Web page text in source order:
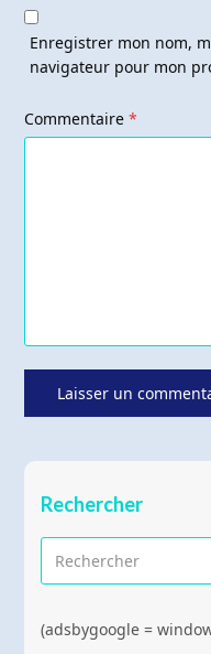
Enregistrer mon nom,
navigateur pour mon
Commentaire*
Rechercher
Rechercher
(adsbygoogle =